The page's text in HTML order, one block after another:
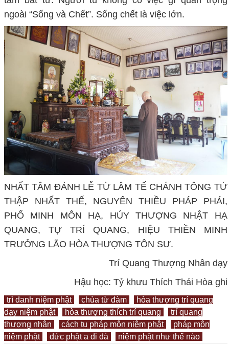
ngoài “Sống và Chết”. Sống chết là việc lớn.
NHẤT TÂM ĐẢNH LỄ TỪ LÂM TẾ CHÁNH TÔNG TỨ
THẬP NHẤT THẾ, NGUYÊN THIỀU PHÁP PHÁI,
PHỔ MINH MÔN HẠ, HÚY THƯỢNG NHẬT HẠ
QUANG, TỰ TRÍ QUANG, HIỆU THIỀN MINH
TRƯỞNG LÃO HÒA THƯỢNG TÔN SƯ.
Trí Quang Thượng Nhân dạy
Hậu học: Tỷ khưu Thích Thái Hòa ghi
trì danh niệm phật chùa từ đàm
hòa thượng trí quang
dạy niệm phật
hòa thượng thích trí quang
trí quang
thượng nhân
cách tu pháp môn niệm phật
pháp môn
niệm phật
đức phật a di đà niệm phật như thế nào